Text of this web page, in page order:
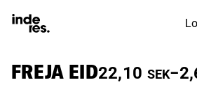
FREJA EID22,10 SEK